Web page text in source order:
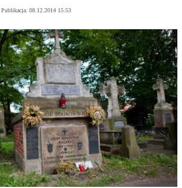
Publikacja: 08.12.2014 15:53